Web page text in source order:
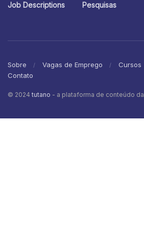
Job Descriptions
Pesquisas
Sobre Vagas de Emprego Cursos
Contato
© 2024 tutano - a plataforma de conteúdo da